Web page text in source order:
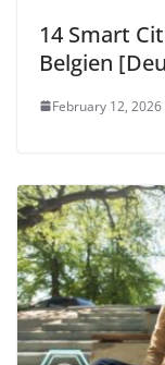
14 Smart
Belgien
February 12, 2026